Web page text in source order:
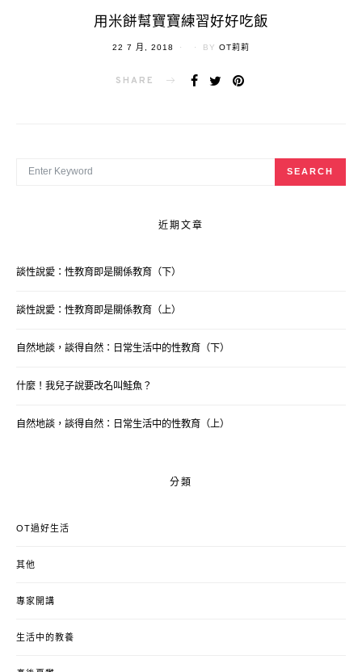
用米餅幫寶寶練習好好吃飯
POSTED
22 7 月, 2018 BY OT莉莉
SHARE
SEARCH
近期文章
談性說愛：性教育即是關係教育（下）
談性說愛：性教育即是關係教育（上）
自然地談，談得自然：日常生活中的性教育（下）
什麼！我兒子說要改名叫鮭魚？
自然地談，談得自然：日常生活中的性教育（上）
分類
OT過好生活
其他
專家開講
生活中的教養